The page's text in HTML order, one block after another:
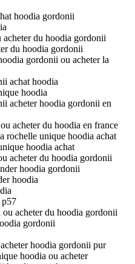
hoodia gordonii
du hoodia gordonii
du hoodia gordonii
gordonii ou acheter la
achat hoodia
hoodia
acheter hoodia gordonii en
acheter du hoodia en france
rochelle unique hoodia achat
hoodia achat
acheter du hoodia gordonii
hoodia gordonii
hoodia
p57
acheter du hoodia gordonii
gordonii
hoodia gordonii pur
hoodia ou acheter